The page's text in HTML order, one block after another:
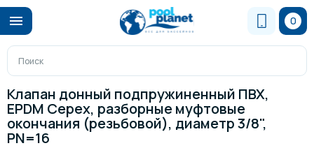
0
Клапан донный подпружиненный ПВХ,
EPDM Cepex, разборные муфтовые
окончания (резьбовой), диаметр 3/8",
PN=16